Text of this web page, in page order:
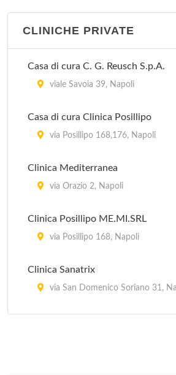
CLINICHE PRIVATE
Casa di cura C. G. Reusch S.p.A.
viale Savoia 39, Napoli
Casa di cura Clinica Posillipo
via Posillipo 168,176, Napoli
Clinica Mediterranea
via Orazio 2, Napoli
Clinica Posillipo ME.MI.SRL
via Posillipo 168, Napoli
Clinica Sanatrix
via San Domenico Soriano 31,